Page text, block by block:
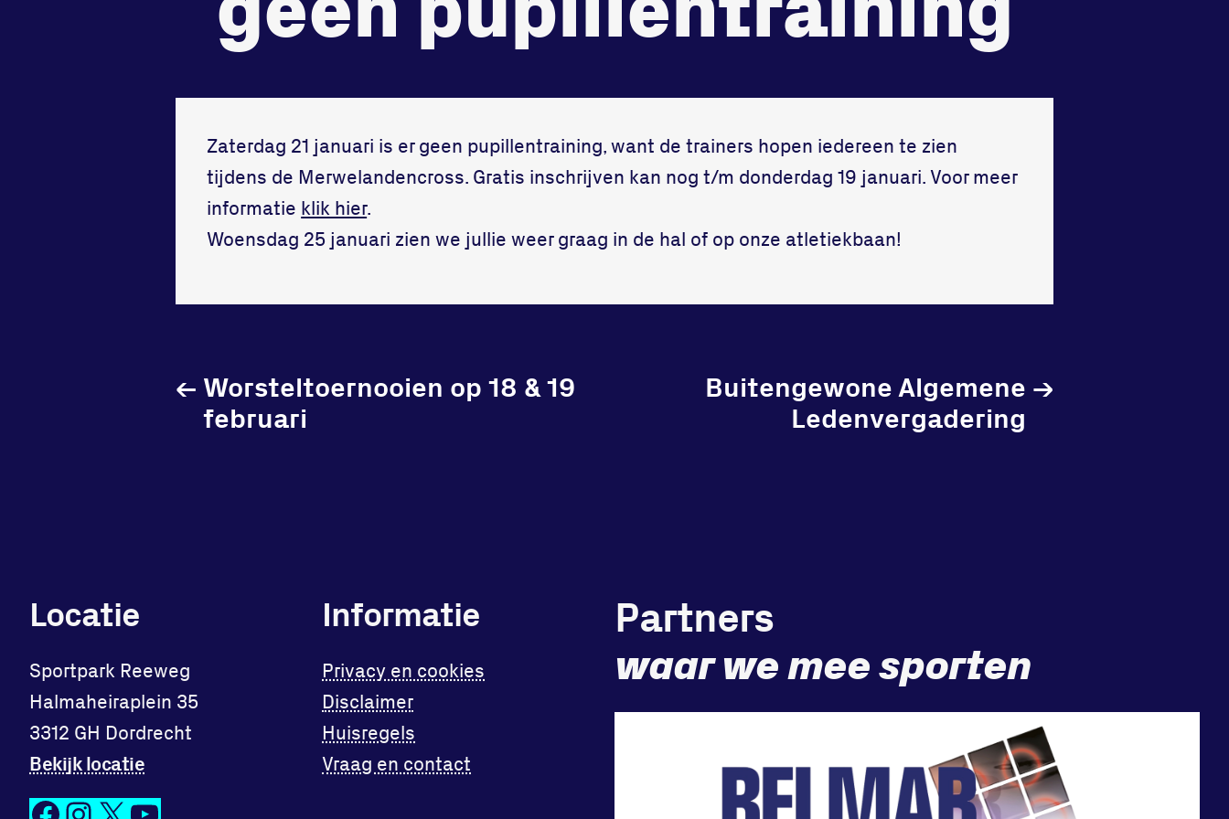
Running Fitness
Bekijk locatie
Vraag en contact
Zaterdag 21 januari is er geen pupillentraining, want de trainers hopen iedereen te zien
tijdens de Merwelandencross. Gratis inschrijven kan nog t/m donderdag 19 januari. Voor meer
informatie klik hier.
Woensdag 25 januari zien we jullie weer graag in de hal of op onze atletiekbaan!
Worsteltoernooien op 18 & 19
februari
←
Buitengewone Algemene
Ledenvergadering
→
Locatie
Sportpark Reeweg
Halmaheiraplein 35
3312 GH Dordrecht
Bekijk locatie
Informatie
Privacy en cookies
Disclaimer
Huisregels
Vraag en contact
Partners
waar we mee sporten